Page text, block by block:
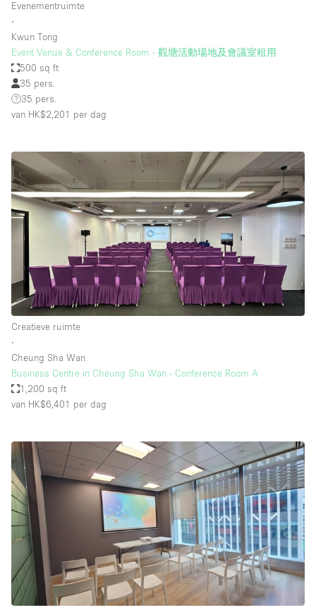
Evenementruimte
∙
Kwun Tong
Event Venue & Conference Room - 觀塘活動場地及會議室租用
500 sq ft
35 pers.
35 pers.
van HK$2,201 per dag
Creatieve ruimte
∙
Cheung Sha Wan
Business Centre in Cheung Sha Wan - Conference Room A
1,200 sq ft
van HK$6,401 per dag